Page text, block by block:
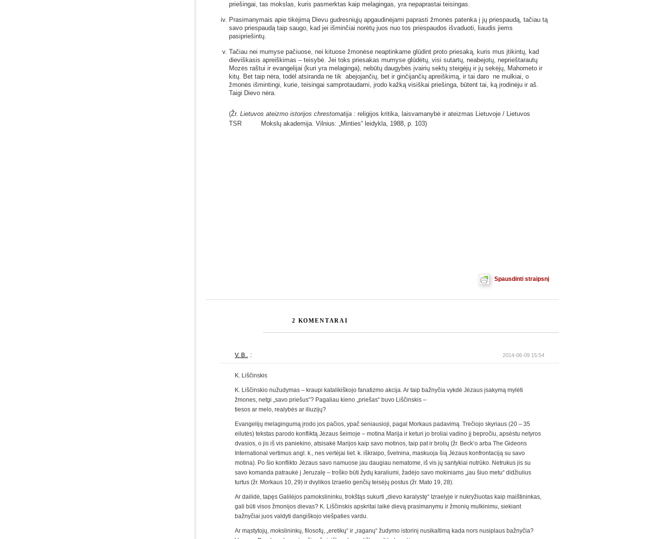
priešingai, tas mokslas, kuris pasmerktas kaip melagingas, yra nepaprastai teisingas.
Prasimanymais apie tikėjimą Dievu gudresniųjų apgaudinėjami paprasti žmonės patenka į jų priespaudą, tačiau tą
savo priespaudą taip saugo, kad jei išminčiai norėtų juos nuo tos priespaudos išvaduoti, liaudis jiems
pasipriešintų.
Tačiau nei mumyse pačiuose, nei kituose žmonėse neaptinkame glūdint proto priesaką, kuris mus įtikintų, kad
dieviškasis apreiškimas – teisybė. Jei toks priesakas mumyse glūdėtų, visi sutartų, neabejotų, neprieštarautų
Mozės raštui ir evangelijai (kuri yra melaginga), nebūtų daugybės įvairių sektų steigėjų ir jų sekėjų, Mahometo ir
kitų. Bet taip nėra, todėl atsiranda ne tik abejojančių, bet ir ginčijančių apreiškimą, ir tai daro ne mulkiai, o
žmonės išmintingi, kurie, teisingai samprotaudami, įrodo kažką visiškai priešinga, būtent tai, ką įrodinėju ir aš.
Taigi Dievo nėra.
(Žr. Lietuvos ateizmo istorijos chrestomatija : religijos kritika, laisvamanybė ir ateizmas Lietuvoje / Lietuvos
TSR Mokslų akademija. Vilnius: „Minties“ leidykla, 1988, p. 103)
Spausdinti straipsnį
2 KOMENTARAI
V. B.. : 2014-06-09 15:54
K. Liščinskis
K. Liščinskio nužudymas – kraupi katalikiškojo fanatizmo akcija. Ar taip bažnyčia vykdė Jėzaus įsakymą mylėti
žmones, netgi „savo priešus“? Pagaliau kieno „priešas“ buvo Liščinskis –
tiesos ar melo, realybės ar iliuzijų?
Evangelijų melagingumą įrodo jos pačios, ypač seniausioji, pagal Morkaus padavimą. Trečiojo skyriaus (20 – 35
eilutės) tekstas parodo konfliktą Jėzaus šeimoje – motina Marija ir keturi jo broliai vadino jį bepročiu, apsėstu netyros
dvasios, o jis iš vis paniekino, atsisakė Marijos kaip savo motinos, taip pat ir brolių (žr. Beck‘o arba The Gideons
International vertimus angl. k., nes vertėjai liet. k. iškraipo, švelnina, maskuoja šią Jėzaus konfrontaciją su savo
motina). Po šio konflikto Jėzaus savo namuose jau daugiau nematome, iš vis jų santykiai nutrūko. Netrukus jis su
savo komanda patraukė į Jeruzalę – troško būti žydų karaliumi, žadėjo savo mokiniams „jau šiuo metu“ didžiulius
turtus (žr. Morkaus 10, 29) ir dvylikos Izraelio genčių teisėjų postus (žr. Mato 19, 28).
Ar dailidė, tapęs Galilėjos pamokslininku, trokštąs sukurti „dievo karalystę“ Izraelyje ir nukryžiuotas kaip maištininkas,
gali būti visos žmonijos dievas? K. Liščinskis apskritai laikė dievą prasimanymu ir žmonių mulkinimu, siekiant
bažnyčiai juos valdyti dangiškojo viešpaties vardu.
Ar mąstytojų, mokslininkų, filosofų, „eretikų“ ir „raganų“ žudymo istorinį nusikaltimą kada nors nusiplaus bažnyčia?